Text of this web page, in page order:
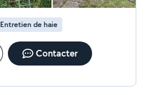
Entretien de haie
Contacter